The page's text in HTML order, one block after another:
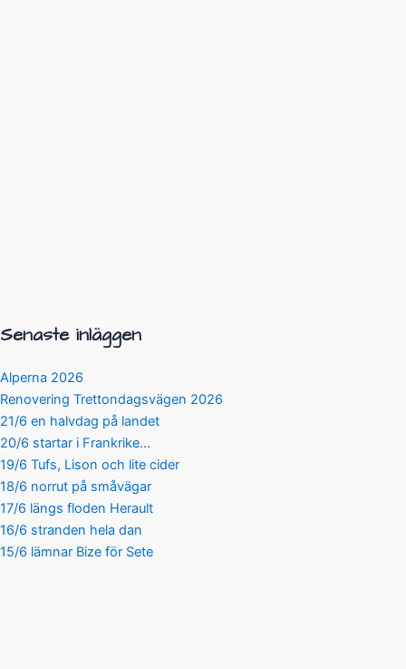
Senaste inläggen
Alperna 2026
Renovering Trettondagsvägen 2026
21/6 en halvdag på landet
20/6 startar i Frankrike…
19/6 Tufs, Lison och lite cider
18/6 norrut på småvägar
17/6 längs floden Herault
16/6 stranden hela dan
15/6 lämnar Bize för Sete